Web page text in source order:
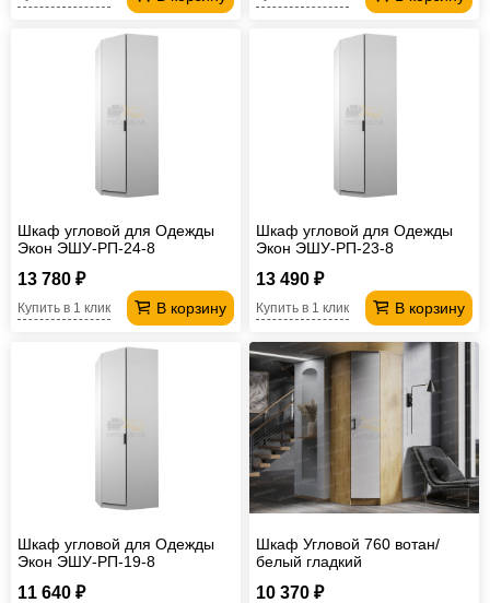
Шкаф угловой для Одежды
Экон ЭШУ-РП-24-8
13 780 ₽
В корзину
Купить в 1 клик
Шкаф угловой для Одежды
Экон ЭШУ-РП-23-8
13 490 ₽
В корзину
Купить в 1 клик
Шкаф угловой для Одежды
Экон ЭШУ-РП-19-8
11 640 ₽
Шкаф Угловой 760 вотан/
белый гладкий
10 370 ₽